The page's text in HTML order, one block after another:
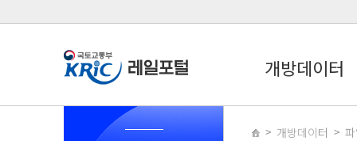
개방데이터
개방데이터